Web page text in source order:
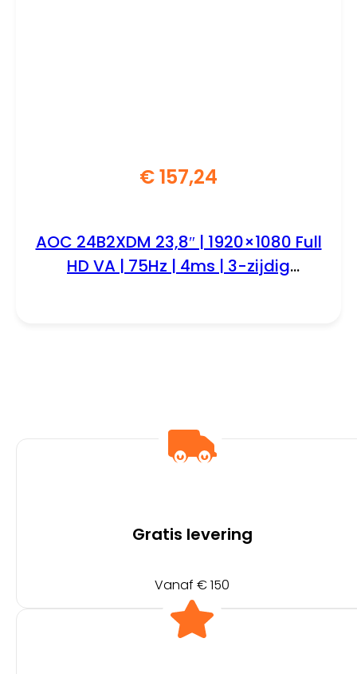
€157,24
AOC 24B2XDM 23,8″ | 1920×1080 Full
HD VA | 75Hz | 4ms | 3-zijdig
Gratis levering
Vanaf € 150